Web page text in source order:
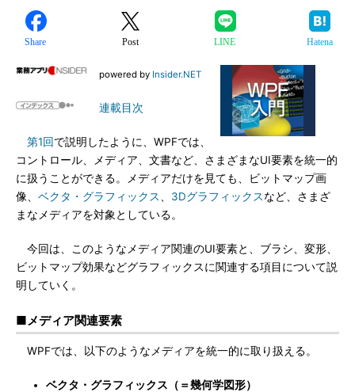
Share Post LINE Hatena
powered by Insider.NET
連載目次
第1回で説明したように、WPFでは、
コントロール、メディア、文書など、さまざまなUI要素を統一的
に扱うことができる。メディアだけを見ても、ビットマップ画
像、 ベクタ・グラフィックス 3Dグラフィックスなど、さまざ
まなメディアを対象としている。
今回は、このようなメディア関連のUI要素と、ブラシ、変形、
ビットマップ効果などグラフィックスに関連する項目について説
明していく。
■メディア関連要素
WPFでは、以下のようなメディアを統一的に取り扱える。
ベクタ・グラフィックス（＝幾何学図形）